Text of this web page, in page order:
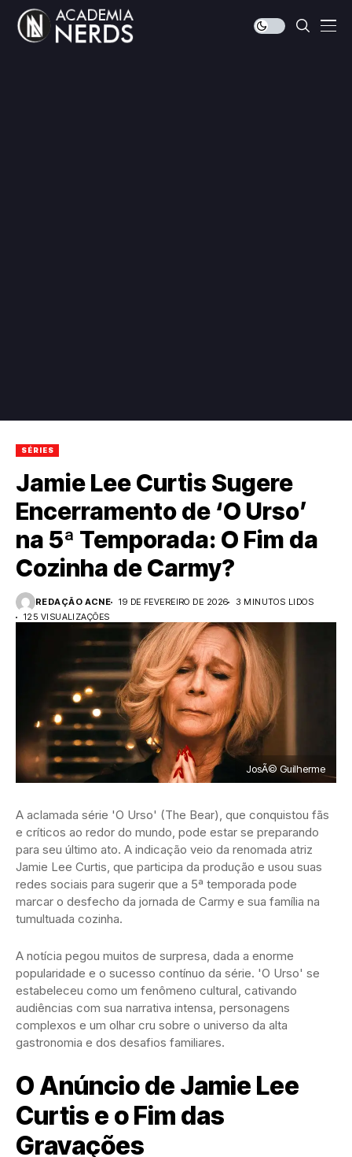
SÉRIES
Jamie Lee Curtis Sugere
Encerramento de ‘O Urso’
na 5ª Temporada: O Fim da
Cozinha de Carmy?
REDAÇÃO ACNE 19 DE FEVEREIRO DE 2026
3 MINUTOS LIDOS
125 VISUALIZAÇÕES
JosÃ© Guilherme
A aclamada série 'O Urso' (The Bear), que conquistou fãs
e críticos ao redor do mundo, pode estar se preparando
para seu último ato. A indicação veio da renomada atriz
Jamie Lee Curtis, que participa da produção e usou suas
redes sociais para sugerir que a 5ª temporada pode
marcar o desfecho da jornada de Carmy e sua família na
tumultuada cozinha.
A notícia pegou muitos de surpresa, dada a enorme
popularidade e o sucesso contínuo da série. 'O Urso' se
estabeleceu como um fenômeno cultural, cativando
audiências com sua narrativa intensa, personagens
complexos e um olhar cru sobre o universo da alta
gastronomia e dos desafios familiares.
O Anúncio de Jamie Lee
Curtis e o Fim das
Gravações